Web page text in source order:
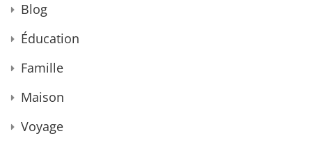
Blog
Éducation
Famille
Maison
Voyage